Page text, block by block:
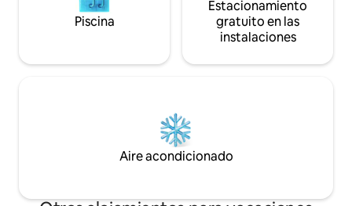
Piscina
Estacionamiento
gratuito en las
instalaciones
Aire acondicionado